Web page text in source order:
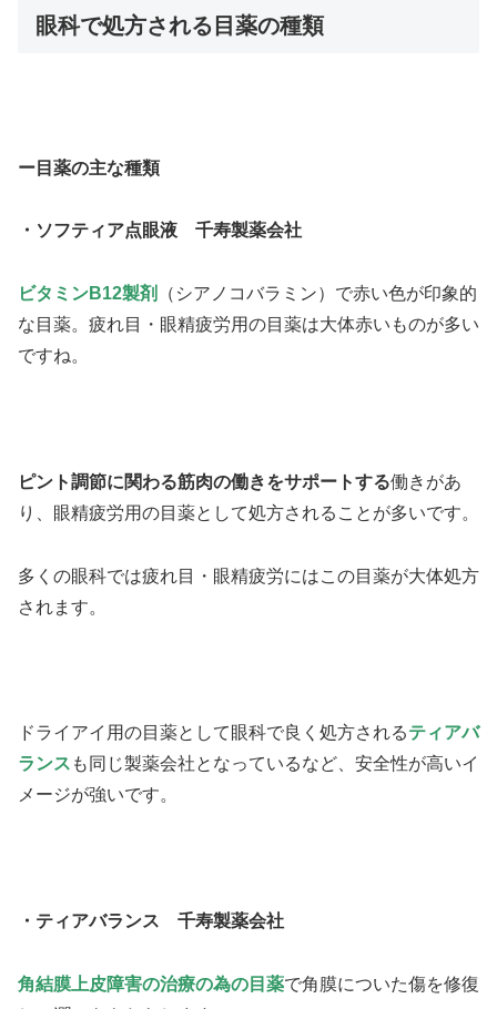
眼科で処方される目薬の種類
ー目薬の主な種類
・ソフティア点眼液 千寿製薬会社
ビタミンB12製剤
（シアノコバラミン）で赤い色が印象的
な目薬。疲れ目・眼精疲労用の目薬は大体赤いものが多い
ですね。
ピント調節に関わる筋肉の働きをサポートする働きがあ
り、眼精疲労用の目薬として処方されることが多いです。
多くの眼科では疲れ目・眼精疲労にはこの目薬が大体処方
されます。
ドライアイ用の目薬として眼科で良く処方されるティアバ
ランス も同じ製薬会社となっているなど、安全性が高いイ
メージが強いです。
・ティアバランス 千寿製薬会社
角結膜上皮障害の治療の為の目薬で角膜についた傷を修復